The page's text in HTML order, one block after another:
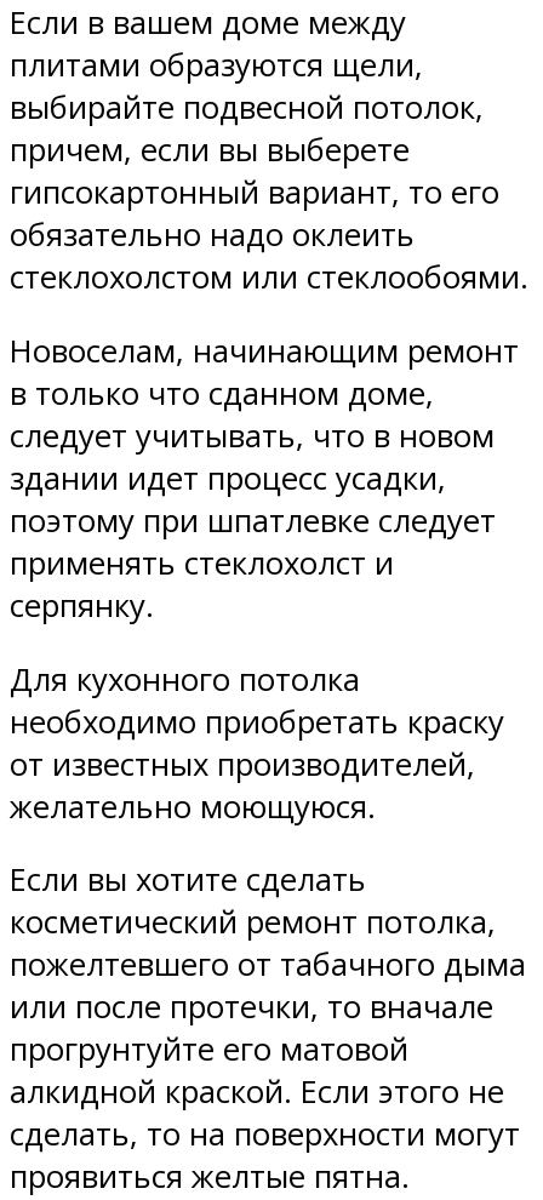
Если в вашем доме между
плитами образуются щели,
выбирайте подвесной потолок,
причем, если вы выберете
гипсокартонный вариант, то его
обязательно надо оклеить
стеклохолстом или стеклообоями.
Новоселам, начинающим ремонт
в только что сданном доме,
следует учитывать, что в новом
здании идет процесс усадки,
поэтому при шпатлевке следует
применять стеклохолст и
серпянку.
Для кухонного потолка
необходимо приобретать краску
от известных производителей,
желательно моющуюся.
Если вы хотите сделать
косметический ремонт потолка,
пожелтевшего от табачного дыма
или после протечки, то вначале
прогрунтуйте его матовой
алкидной краской. Если этого не
сделать, то на поверхности могут
проявиться желтые пятна.